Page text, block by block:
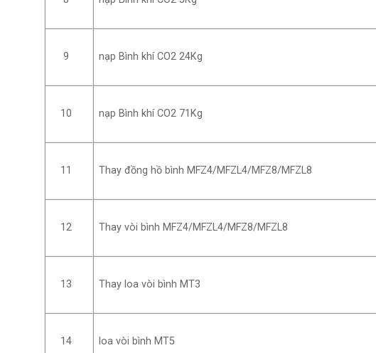
9 nạp Bình khí CO2 24Kg
10 nạp Bình khí CO2 71Kg
11 Thay đồng hồ bình MFZ4/MFZL4/MFZ8/MFZL8
12 Thay vòi bình MFZ4/MFZL4/MFZ8/MFZL8
13 Thay loa vòi bình MT3
14 loa vòi bình MT5